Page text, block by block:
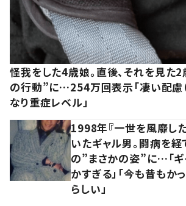
怪我をした4歳娘。直後、それを見た
の行動”に…254万回表示「凄い配慮（
なり重症レベル」
1998年『一世を風靡し
いたギャル男。闘病を
の”まさかの姿”に…「ギャ
かすぎる」「今も昔もか
らしい」